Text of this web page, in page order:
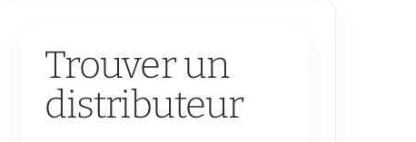
Trouver un
distributeur